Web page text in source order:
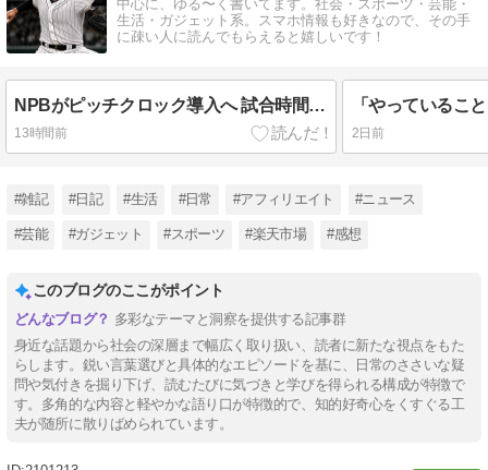
中心に、ゆる〜く書いてます。社会・スポーツ・芸能・
生活・ガジェット系。スマホ情報も好きなので、その手
に疎い人に読んでもらえると嬉しいです！
NPBがピッチクロック導入へ 試合時間短縮ではなく「国際化」が目的
13時間前 2日前
#雑記 #日記 #生活 #日常 #アフィリエイト #ニュース
#芸能 #ガジェット #スポーツ #楽天市場 #感想
このブログのここがポイント
多彩なテーマと洞察を提供する記事群
身近な話題から社会の深層まで幅広く取り扱い、読者に新たな視点をもた
らします。鋭い言葉選びと具体的なエピソードを基に、日常のささいな疑
問や気付きを掘り下げ、読むたびに気づきと学びを得られる構成が特徴で
す。多角的な内容と軽やかな語り口が特徴的で、知的好奇心をくすぐる工
夫が随所に散りばめられています。